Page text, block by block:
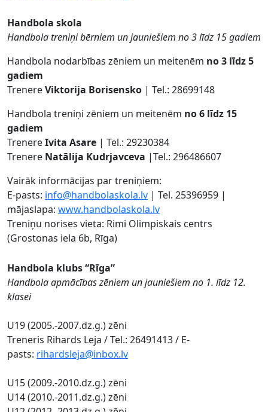
Handbola skola
Handbola treniņi bērniem un jauniešiem no 3 līdz 15 gadiem
Handbola nodarbības zēniem un meitenēm no 3 līdz 5
gadiem
TrenereViktorija Borisensko | Tel.: 28699148
Handbola treniņi zēniem un meitenēm no 6 līdz 15
gadiem
TrenereIvita Asare | Tel.: 29230384
Trenere Natālija Kudrjavceva |Tel.: 296486607
Vairāk informācijas par treniņiem:
E-pasts: info@handbolaskola.lv | Tel. 25396959 |
mājaslapa: www.handbolaskola.lv
Treniņu norises vieta: Rimi Olimpiskais centrs
(Grostonas iela 6b, Rīga)
Handbola klubs “Rīga”
Handbola apmācības zēniem un jauniešiem no 1. līdz 12.
klasei
U19 (2005.-2007.dz.g.) zēni
Treneris Rihards Leja / Tel.: 26491413 / E-
pasts: rihardsleja@inbox.lv
U15 (2009.-2010.dz.g.) zēni
U14 (2010.-2011.dz.g.) zēni